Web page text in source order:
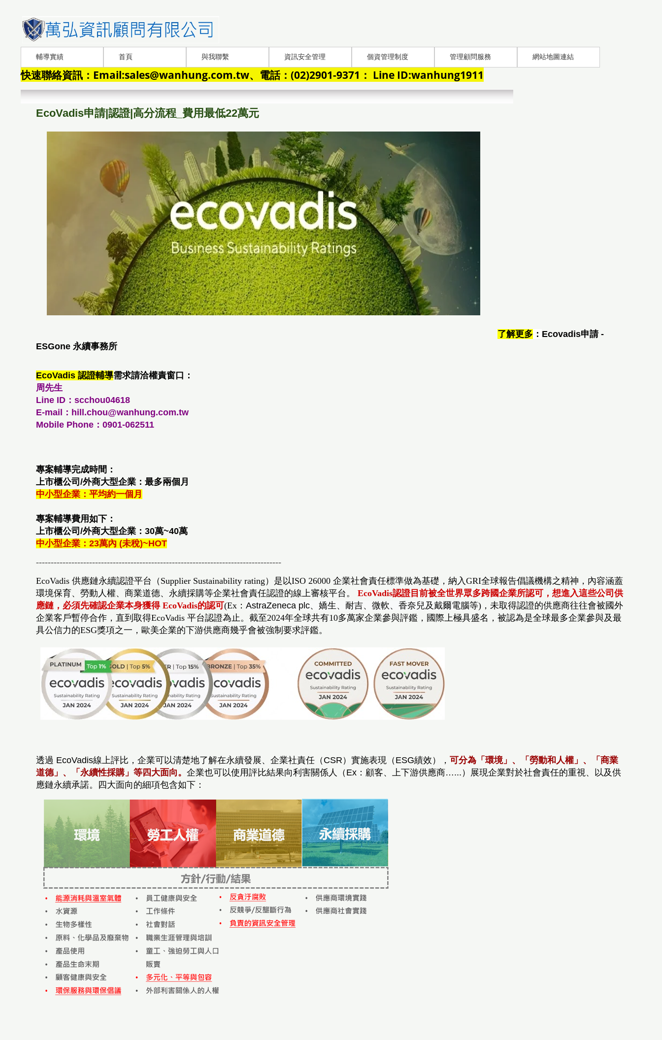
輔導實績 首頁 與我聯繫 資訊安全管理 個資管理制度 管理顧問服務 網站地圖連結
快速聯絡資訊：Email:sales@wanhung.com.tw、電話：(02)2901-9371： Line ID:wanhung1911
EcoVadis申請|認證|高分流程_費用最低22萬元
了解更多 ： Ecovadis申請 -
ESGone 永續事務所
EcoVadis 認證輔導需求請洽權責窗口：
周先生
Line ID： scchou04618
E-mail： hill.chou@wanhung.com.tw
Mobile Phone： 0901-062511
專案輔導完成時間：
上市櫃公司/外商大型企業：最多兩個月
中小型企業：平均約一個月
專案輔導費用如下：
上市櫃公司/外商大型企業：30萬~40萬
中小型企業： 23萬內 (未稅)~HOT
-----------------------------------------------------------------------------------
EcoVadis 供應鏈永續認證平台（Supplier Sustainability rating）是以ISO 26000 企業社會責任標準做為基礎，納入GRI全球報告倡議機構之精神，內容涵蓋
環境保育、勞動人權、商業道德、永續採購等企業社會責任認證的線上審核平台。
EcoVadis認證目前被全世界眾多跨國企業所認可，想進入這些公司供
應鏈，必須先確認企業本身獲得 EcoVadis的認可(Ex： AstraZeneca plc、嬌生 、耐吉、微軟、香奈兒及戴爾電腦等) ，未取得認證的供應商往往會被國外
企業客戶暫停合作 ，直到取得EcoVadis 平台認證為止。截至2024年全球共有10多萬家企業參與評鑑，國際上極具盛名，被認為是全球最多企業參與及最
具公信力的ESG獎項之一，歐美企業的下游供應商幾乎會被強制要求評鑑。
透過 EcoVadis線上評比，企業可以清楚地了解在永續發展、企業社責任（CSR）實施表現（ESG績效）， 可分為「環境」、「勞動和人權」、「商業
道德」、「永續性採購」等四大面向。 企業也可以使用評比結果向利害關係人（Ex：顧客、上下游供應商…...）展現企業對於社會責任的重視、以及供
應鏈永續承諾。四大面向的細項包含如下：